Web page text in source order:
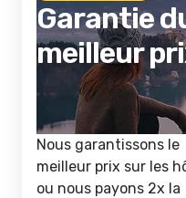
Garantie
meilleur
Nous garantissons le
meilleur prix sur les
ou nous payons 2x la